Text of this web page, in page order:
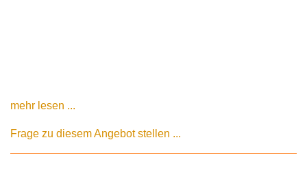
mehr lesen ...
Frage zu diesem Angebot stellen ...